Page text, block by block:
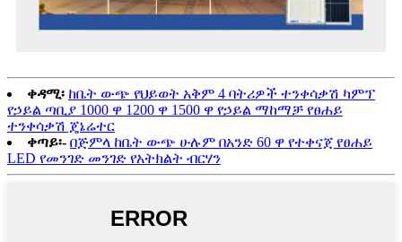
ቀዳሚ፡ ከቤት ውጭ የህይወት አቅም 4 ባትሪዎች ተንቀሳቃሽ ካምፕ
የኃይል ጣቢያ 1000 ዋ 1200 ዋ 1500 ዋ የኃይል ማከማቻ የፀሐይ
ተንቀሳቃሽ ጄኔሬተር
ቀጣይ፡- በጅምላ ከቤት ውጭ ሁሉም በአንድ 60 ዋ የተቀናጀ የፀሐይ
LED የመንገድ መንገድ የአትክልት ብርሃን